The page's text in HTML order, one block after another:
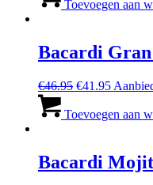
was:
is:
Toevoegen aan
Bacardi Gran
€46.95
was:
€41.95Huidige
is:
Toevoegen aan
Bacardi